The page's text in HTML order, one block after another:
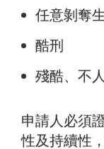
任意剝奪
酷刑
殘酷、不
申請人必須
性及持續性